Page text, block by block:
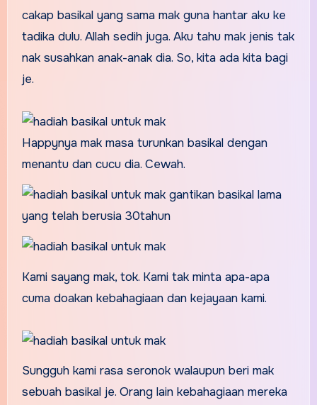
cakap basikal yang sama mak guna hantar aku ke
tadika dulu. Allah sedih juga. Aku tahu mak jenis tak
nak susahkan anak-anak dia. So, kita ada kita bagi
je.
Happynya mak masa turunkan basikal dengan
menantu dan cucu dia. Cewah.
Kami sayang mak, tok. Kami tak minta apa-apa
cuma doakan kebahagiaan dan kejayaan kami.
Sungguh kami rasa seronok walaupun beri mak
sebuah basikal je. Orang lain kebahagiaan mereka